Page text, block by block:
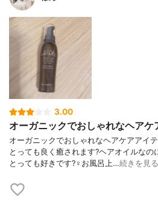
3.00
オーガニックでおしゃれなヘアケ
オーガニックでおしゃれなヘアケアアイ
とっても良く癒されます?ヘアオイルな
とっても好きです?‍♀️お風呂上…続きを見る